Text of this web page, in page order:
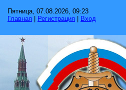
Пятница, 07.08.2026, 09:23
Главная
Регистрация Вход